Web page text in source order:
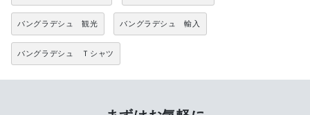
バングラデシュ 観光 バングラデシュ 輸入
バングラデシュ Ｔシャツ